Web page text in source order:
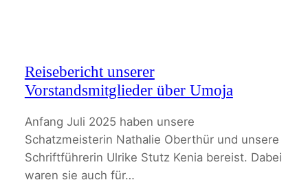
Reisebericht unserer
Vorstandsmitglieder über Umoja
Anfang Juli 2025 haben unsere
Schatzmeisterin Nathalie Oberthür und unsere
Schriftführerin Ulrike Stutz Kenia bereist. Dabei
waren sie auch für…